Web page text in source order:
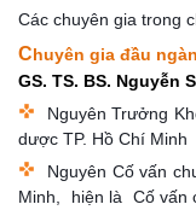
Các chuyên gia trong
Chuyên gia đầu
GS. TS. BS. Nguyễn
Nguyên Trưởng
dược TP. Hồ Chí Minh
Nguyên Cố vấn
Minh, hiện là Cố vấn